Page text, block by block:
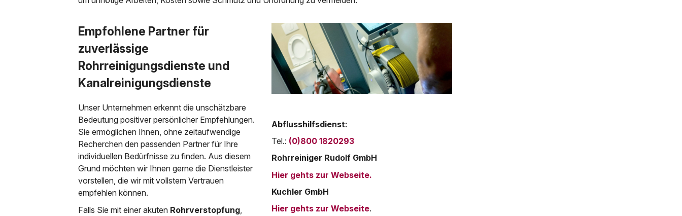
Empfohlene Partner für
zuverlässige
Rohrreinigungsdienste und
Kanalreinigungsdienste
Unser Unternehmen erkennt die unschätzbare
Bedeutung positiver persönlicher Empfehlungen.
Sie ermöglichen Ihnen, ohne zeitaufwendige
Recherchen den passenden Partner für Ihre
individuellen Bedürfnisse zu finden. Aus diesem
Grund möchten wir Ihnen gerne die Dienstleister
vorstellen, die wir mit vollstem Vertrauen
empfehlen können.
Falls Sie mit einer akuten Rohrverstopfung
Abflusshilfsdienst:
Tel.: (0)800 1820293
Rohrreiniger Rudolf GmbH
Hier gehts zur Webseite.
Kuchler GmbH
Hier gehts zur Webseite.